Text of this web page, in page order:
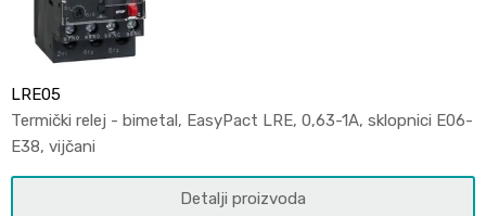
LRE05
Termički relej - bimetal, EasyPact LRE, 0,63-1A, sklopnici E06-
E38, vijčani
Detalji proizvoda